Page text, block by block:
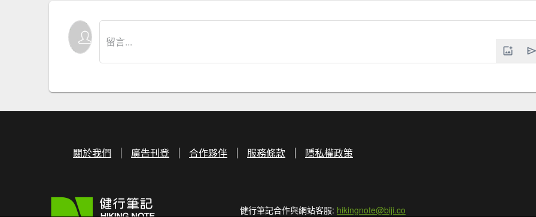
關於我們 廣告刊登 合作夥伴 服務條款 隱私權政策
健行筆記合作與網站客服: hikingnote@biji.co